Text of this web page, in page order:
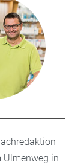
Ulmenweg in